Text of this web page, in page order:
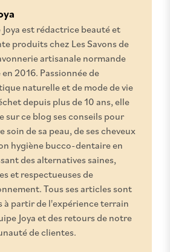
Joya est rédactrice beauté et
produits chez Les Savons de
artisanale normande
2016. Passionnée de
naturelle et de mode de vie
depuis plus de 10 ans, elle
sur ce blog ses conseils pour
soin de sa peau, de ses cheveux
hygiène bucco-dentaire en
des alternatives saines,
et respectueuses de
Tous ses articles sont
à partir de l'expérience terrain
Joya et des retours de notre
de clientes.